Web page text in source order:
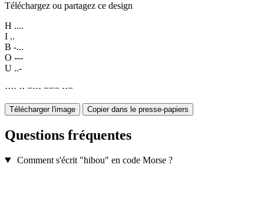
Téléchargez ou partagez ce design
H ....
I ..
B -...
O ---
U ..-
···· ·· −··· −−− ··−
Télécharger l'image Copier dans le presse-papiers
Questions fréquentes
Comment s'écrit "hibou" en code Morse ?